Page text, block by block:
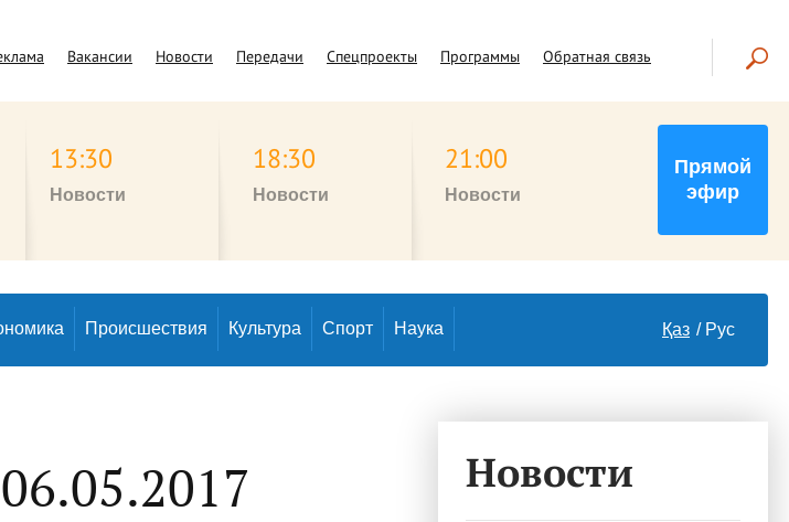
Вакансии Новости Передачи Спецпроекты Программы Обратная связь
13:30
Новости
18:30
Новости
21:00
Новости
Прямой
эфир
Происшествия Культура Спорт Наука Қаз Рус
Новости